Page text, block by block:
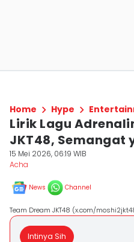
Home Hype
Lirik Lagu
JKT48, Semangat
15 Mei 2026, 06:19 WIB
Acha
News Channel
Team Dream JKT48 (x.com/
Intinya Sih